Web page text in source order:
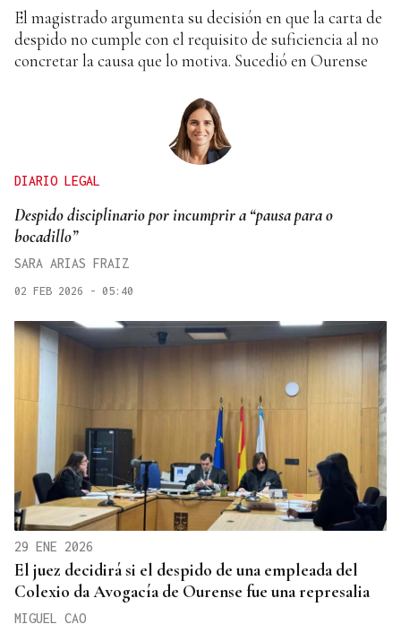
El magistrado argumenta su decisión en que la carta de
despido no cumple con el requisito de suficiencia al no
concretar la causa que lo motiva. Sucedió en Ourense
DIARIO LEGAL
Despido disciplinario por incumprir a “pausa para o
bocadillo”
SARA ARIAS FRAIZ
02 FEB 2026 - 05:40
29 ENE 2026
El juez decidirá si el despido de una empleada del
Colexio da Avogacía de Ourense fue una represalia
MIGUEL CAO